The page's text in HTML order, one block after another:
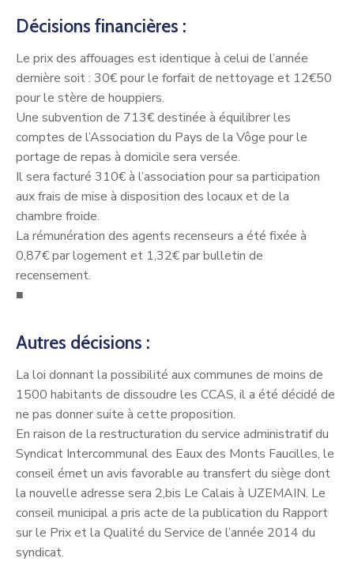
Décisions financières :
Le prix des affouages est identique à celui de l’année
dernière soit : 30€ pour le forfait de nettoyage et 12€50
pour le stère de houppiers.
Une subvention de 713€ destinée à équilibrer les
comptes de l’Association du Pays de la Vôge pour le
portage de repas à domicile sera versée.
Il sera facturé 310€ à l’association pour sa participation
aux frais de mise à disposition des locaux et de la
chambre froide.
La rémunération des agents recenseurs a été fixée à
0,87€ par logement et 1,32€ par bulletin de
recensement.
■
Autres décisions :
La loi donnant la possibilité aux communes de moins de
1500 habitants de dissoudre les CCAS, il a été décidé de
ne pas donner suite à cette proposition.
En raison de la restructuration du service administratif du
Syndicat Intercommunal des Eaux des Monts Faucilles, le
conseil émet un avis favorable au transfert du siège dont
la nouvelle adresse sera 2,bis Le Calais à UZEMAIN. Le
conseil municipal a pris acte de la publication du Rapport
sur le Prix et la Qualité du Service de l’année 2014 du
syndicat.